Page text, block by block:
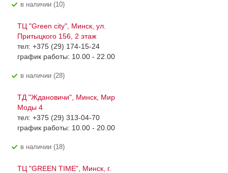
В наличии (10)
ТЦ "Green city", Минск, ул.
Притыцкого 156, 2 этаж
тел: +375 (29) 174-15-24
график работы: 10.00 - 22.00
В наличии (28)
ТД "Ждановичи", Минск, Мир
Моды 4
тел: +375 (29) 313-04-70
график работы: 10.00 - 20.00
В наличии (18)
ТЦ "GREEN TIME", Минск, г.